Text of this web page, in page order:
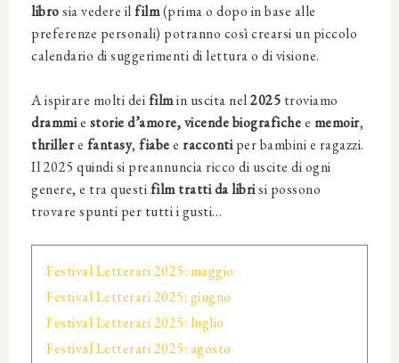
librosia vedere ilfilm(prima o dopo in base alle
preferenze personali) potranno così crearsi un piccolo
calendario di suggerimenti di lettura o di visione.
A ispirare molti deifilmin uscita nel2025 troviamo
drammie storie d’amore,vicende biografichee memoir,
thrillere fantasy, fiabee raccontiper bambini e ragazzi.
Il 2025 quindi si preannuncia ricco di uscite di ogni
genere, e tra questifilm tratti da librisi possono
trovare spunti per tutti i gusti…
Festival Letterari 2025: maggio
Festival Letterari 2025: giugno
Festival Letterari 2025: luglio
Festival Letterari 2025: agosto